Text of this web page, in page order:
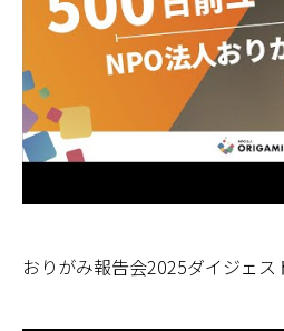
おりがみ報告会2025ダイジェス